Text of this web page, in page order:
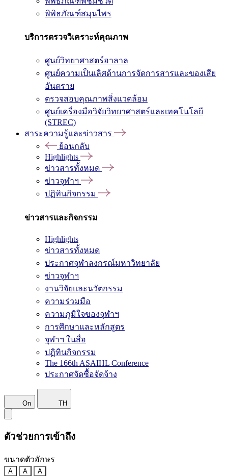
พิพิธภัณฑ์สมุนไพร
บริการตรวจวิเคราะห์คุณภาพ
ศูนย์วิทยาศาสตร์ฮาลาล
ศูนย์ความเป็นเลิศด้านการจัดการสารและของเสีย
อันตราย
ตรวจสอบคุณภาพสิ่งแวดล้อม
ศูนย์เครื่องมือวิจัยวิทยาศาสตร์และเทคโนโลยี
(STREC)
สาระความรู้และข่าวสาร
ย้อนกลับ
Highlights
ข่าวสารทั้งหมด
ข่าวจุฬาฯ
ปฏิทินกิจกรรม
ข่าวสารและกิจกรรม
Highlights
ข่าวสารทั้งหมด
ประกาศจุฬาลงกรณ์มหาวิทยาลัย
ข่าวจุฬาฯ
งานวิจัยและนวัตกรรม
ความร่วมมือ
ความภูมิใจของจุฬาฯ
การศึกษาและหลักสูตร
จุฬาฯ ในสื่อ
ปฏิทินกิจกรรม
The 166th ASAIHL Conference
ประกาศจัดซื้อจัดจ้าง
On TH
ตัวช่วยการเข้าถึง
ขนาดตัวอักษร
A A A